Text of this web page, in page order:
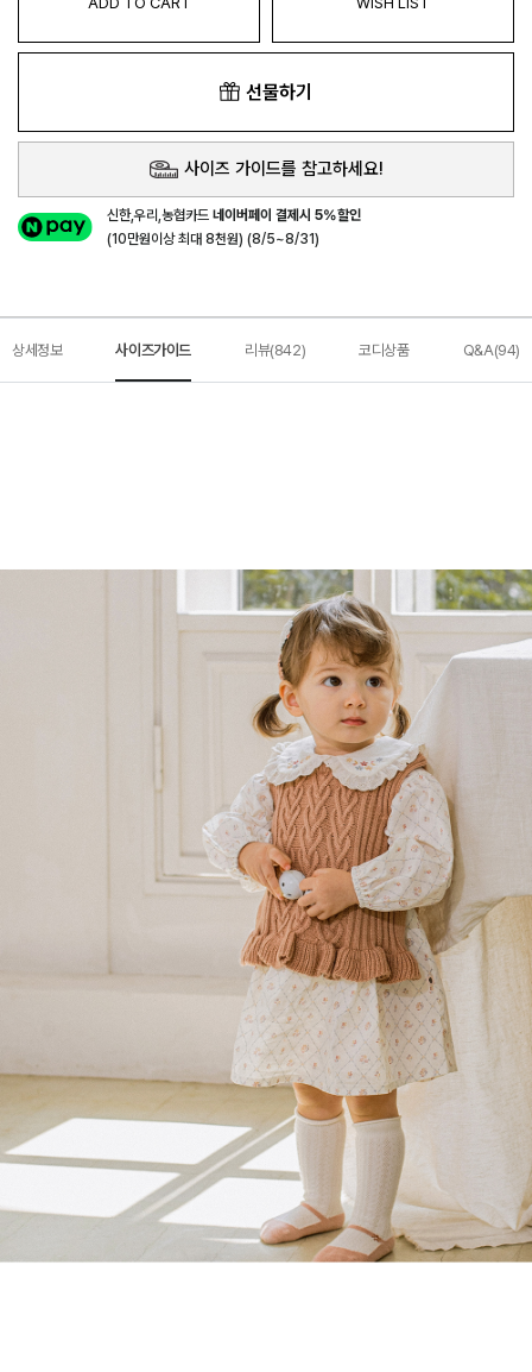
선물하기
사이즈 가이드를 참고하세요!
신한,우리,농협카드네이버페이 결제시 5%할인
(10만원이상 최대 8천원) (8/5~8/31)
상세정보 사이즈가이드 리뷰(842) 코디상품 Q&A(94)